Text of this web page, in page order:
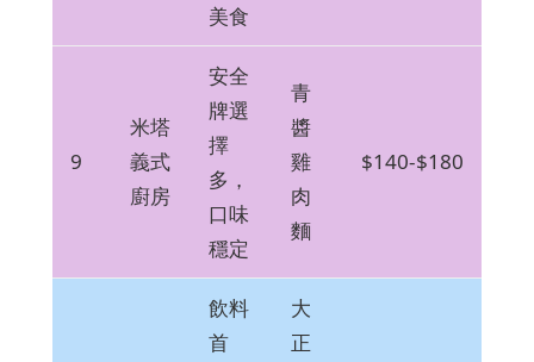
美食
9
米塔
義式
廚房
安全
牌選
擇
多，
口味
穩定
青
醬
雞
肉
麵
$140-$180
飲料
首
大
正